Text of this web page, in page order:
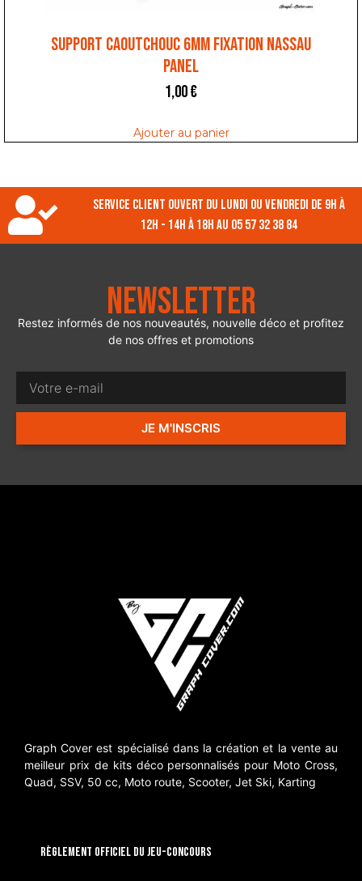
SUPPORT CAOUTCHOUC 6MM FIXATION NASSAU
PANEL
1,00€
Ajouter au panier
Service client ouvert du lundi ou vendredi de 9h à
12h - 14h à 18h au 05 57 32 38 84
Newsletter
Restez informés de nos nouveautés, nouvelle déco et profitez
de nos offres et promotions
JE M'INSCRIS
Graph Cover est spécialisé dans la création et la vente au
meilleur prix de kits déco personnalisés pour Moto Cross,
Quad, SSV, 50 cc, Moto route, Scooter, Jet Ski, Karting
RÈGLEMENT OFFICIEL DU JEU-CONCOURS